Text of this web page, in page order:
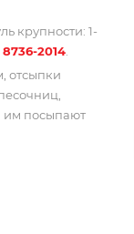
крупности: 1-
2014
отсыпки
им посыпают